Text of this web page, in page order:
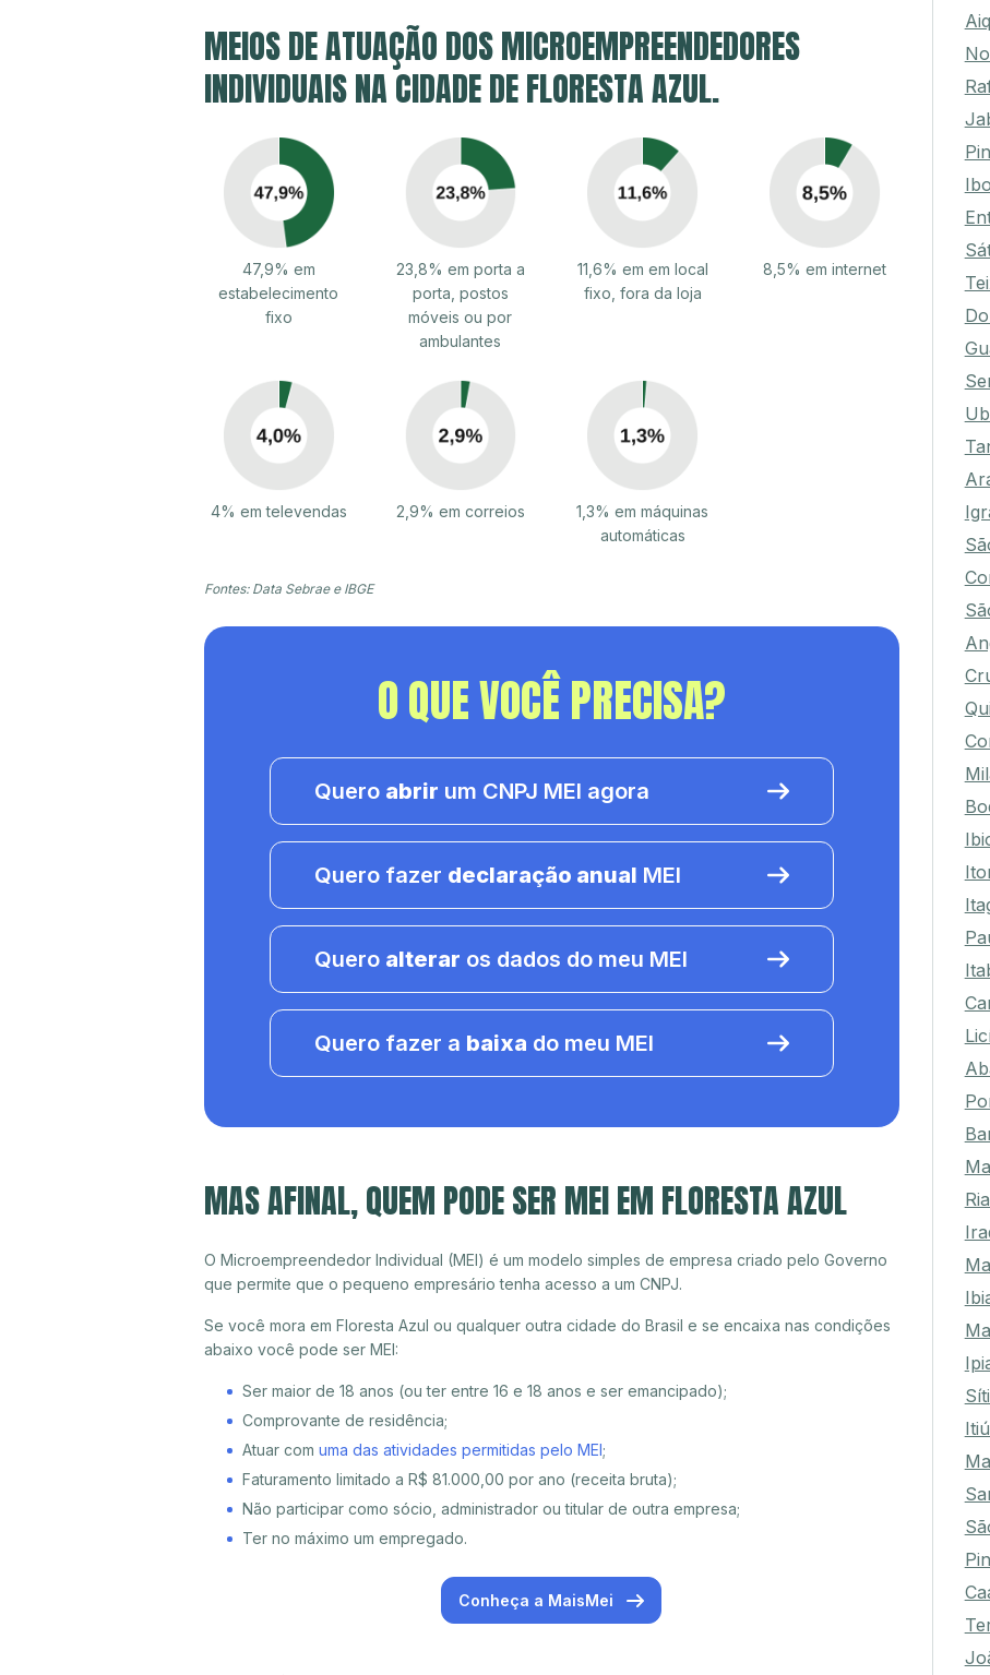
MEIOS DE ATUAÇÃO DOS MICROEMPREENDEDORES
INDIVIDUAIS NA CIDADE DE FLORESTA AZUL.
47,9% em
estabelecimento
fixo
23,8% em porta a
porta, postos
móveis ou por
ambulantes
11,6% em em local
fixo, fora da loja
8,5% em internet
4% em televendas 2,9% em correios
1,3% em máquinas
automáticas
Fontes: Data Sebrae e IBGE
O QUE VOCÊ PRECISA?
Quero abrir um CNPJ MEI agora
Quero fazer declaração anual MEI
Quero alterar os dados do meu MEI
Quero fazer a baixa do meu MEI
MAS AFINAL, QUEM PODE SER MEI EM FLORESTA AZUL
O Microempreendedor Individual (MEI) é um modelo simples de empresa criado pelo Governo
que permite que o pequeno empresário tenha acesso a um CNPJ.
Se você mora em Floresta Azul ou qualquer outra cidade do Brasil e se encaixa nas condições
abaixo você pode ser MEI:
Ser maior de 18 anos (ou ter entre 16 e 18 anos e ser emancipado);
Comprovante de residência;
Atuar com uma das atividades permitidas pelo MEI;
Faturamento limitado a R$ 81.000,00 por ano (receita bruta);
Não participar como sócio, administrador ou titular de outra empresa;
Ter no máximo um empregado.
Conheça a MaisMei